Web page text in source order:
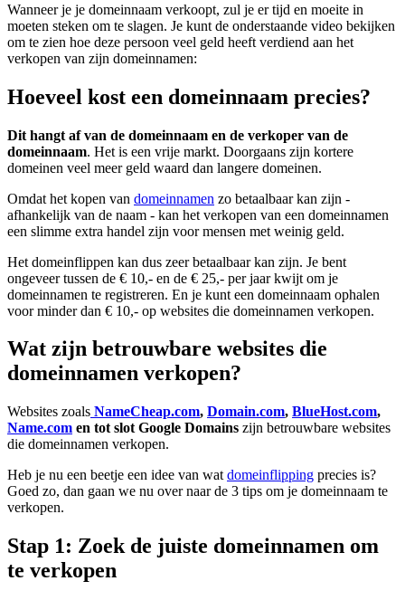
Wanneer je je domeinnaam verkoopt, zul je er tijd en moeite in
moeten steken om te slagen. Je kunt de onderstaande video bekijken
om te zien hoe deze persoon veel geld heeft verdiend aan het
verkopen van zijn domeinnamen:
Hoeveel kost een domeinnaam precies?
Dit hangt af van de domeinnaam en de verkoper van de
domeinnaam. Het is een vrije markt. Doorgaans zijn kortere
domeinen veel meer geld waard dan langere domeinen.
Omdat het kopen van domeinnamen zo betaalbaar kan zijn -
afhankelijk van de naam - kan het verkopen van een domeinnamen
een slimme extra handel zijn voor mensen met weinig geld.
Het domeinflippen kan dus zeer betaalbaar kan zijn. Je bent
ongeveer tussen de € 10,- en de € 25,- per jaar kwijt om je
domeinnamen te registreren. En je kunt een domeinnaam ophalen
voor minder dan € 10,- op websites die domeinnamen verkopen.
Wat zijn betrouwbare websites die
domeinnamen verkopen?
Websites zoals NameCheap.com, Domain.com, BlueHost.com,
Name.com en tot slot Google Domains zijn betrouwbare websites
die domeinnamen verkopen.
Heb je nu een beetje een idee van wat domeinflipping precies is?
Goed zo, dan gaan we nu over naar de 3 tips om je domeinnaam te
verkopen.
Stap 1: Zoek de juiste domeinnamen om
te verkopen